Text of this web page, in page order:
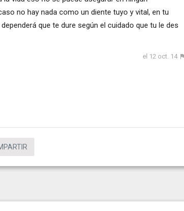
no hay nada como un diente tuyo y vital, en tu
que te dure según el cuidado que tu le des
el 12 oct. 14